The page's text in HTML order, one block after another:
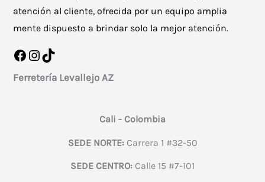
atención al cliente, ofrecida por un equipo amplia
mente dispuesto a brindar solo la mejor atención.
Facebook
Instagram
TikTok
Ferretería Levallejo AZ
Cali - Colombia
SEDE NORTE:Carrera 1 #32-50
SEDE CENTRO: Calle 15 #7-101